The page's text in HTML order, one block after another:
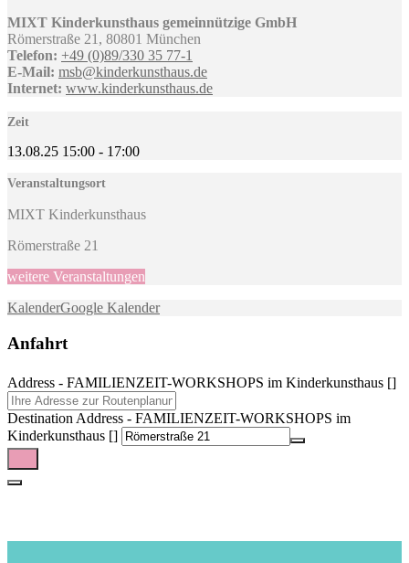
MIXT Kinderkunsthaus gemeinnützige GmbH
Römerstraße 21, 80801 München
Telefon: +49 (0)89/330 35 77-1
E-Mail: msb@kinderkunsthaus.de
Internet: www.kinderkunsthaus.de
Zeit
13.08.25 15:00 - 17:00
Veranstaltungsort
MIXT Kinderkunsthaus
Römerstraße 21
weitere Veranstaltungen
KalenderGoogle Kalender
Anfahrt
Address - FAMILIENZEIT-WORKSHOPS im Kinderkunsthaus []
Destination Address - FAMILIENZEIT-WORKSHOPS im
Kinderkunsthaus []